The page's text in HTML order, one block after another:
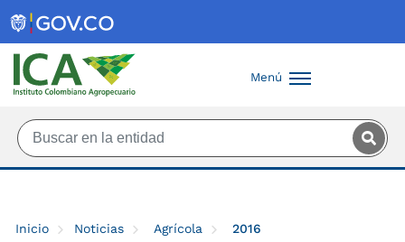
Menú
Inicio Noticias Agrícola 2016